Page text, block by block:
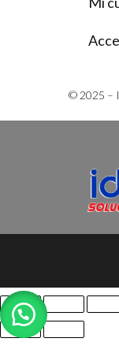
© 2025 –